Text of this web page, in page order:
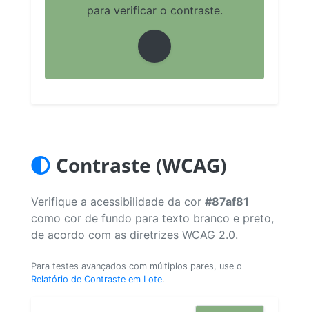
para verificar o contraste.
Contraste (WCAG)
Verifique a acessibilidade da cor #87af81
como cor de fundo para texto branco e preto,
de acordo com as diretrizes WCAG 2.0.
Para testes avançados com múltiplos pares, use o
Relatório de Contraste em Lote.